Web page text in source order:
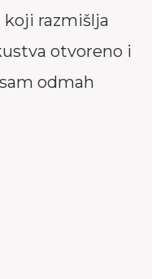
razmišlja
otvoreno i
odmah